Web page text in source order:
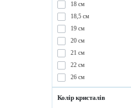
18 см
18,5 см
19 см
20 см
21 см
22 см
26 см
Колір кристалів